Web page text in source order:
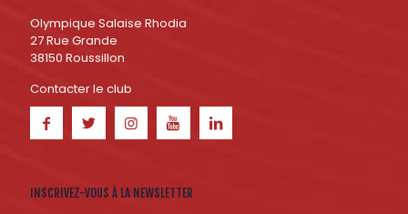
Olympique Salaise Rhodia
27 Rue Grande
38150 Roussillon
Contacter le club
INSCRIVEZ-VOUS À LA NEWSLETTER